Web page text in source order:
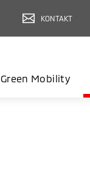
KONTAKT
Green Mobility